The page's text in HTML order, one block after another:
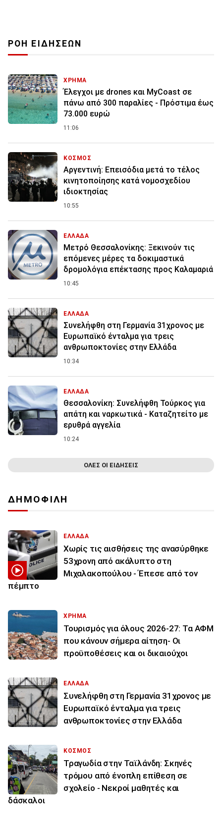
ΡΟΗ ΕΙΔΗΣΕΩΝ
ΧΡΗΜΑ
Έλεγχοι με drones και MyCoast σε
πάνω από 300 παραλίες - Πρόστιμα έως
73.000 ευρώ
11:06
ΚΟΣΜΟΣ
Αργεντινή: Επεισόδια μετά το τέλος
κινητοποίησης κατά νομοσχεδίου
ιδιοκτησίας
10:55
ΕΛΛΑΔΑ
Μετρό Θεσσαλονίκης: Ξεκινούν τις
επόμενες μέρες τα δοκιμαστικά
δρομολόγια επέκτασης προς Καλαμαριά
10:45
ΕΛΛΑΔΑ
Συνελήφθη στη Γερμανία 31χρονος με
Ευρωπαϊκό ένταλμα για τρεις
ανθρωποκτονίες στην Ελλάδα
10:34
ΕΛΛΑΔΑ
Θεσσαλονίκη: Συνελήφθη Τούρκος για
απάτη και ναρκωτικά - Καταζητείτο με
ερυθρά αγγελία
10:24
ΟΛΕΣ ΟΙ ΕΙΔΗΣΕΙΣ
ΔΗΜΟΦΙΛΗ
ΕΛΛΑΔΑ
Χωρίς τις αισθήσεις της ανασύρθηκε
53χρονη από ακάλυπτο στη
Μιχαλακοπούλου - Έπεσε από τον
πέμπτο
ΧΡΗΜΑ
Τουρισμός για όλους 2026-27: Τα ΑΦΜ
που κάνουν σήμερα αίτηση- Οι
προϋποθέσεις και οι δικαιούχοι
ΕΛΛΑΔΑ
Συνελήφθη στη Γερμανία 31χρονος με
Ευρωπαϊκό ένταλμα για τρεις
ανθρωποκτονίες στην Ελλάδα
ΚΟΣΜΟΣ
Τραγωδία στην Ταϊλάνδη: Σκηνές
τρόμου από ένοπλη επίθεση σε
σχολείο - Νεκροί μαθητές και
δάσκαλοι